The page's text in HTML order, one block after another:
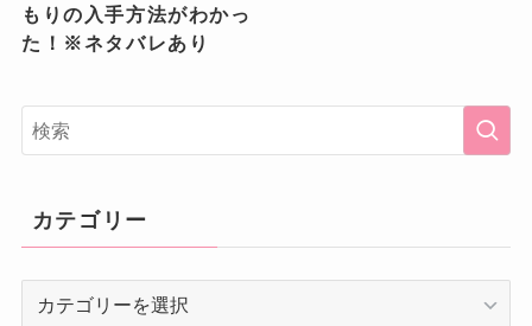
もりの入手方法がわかっ
た！※ネタバレあり
カテゴリー